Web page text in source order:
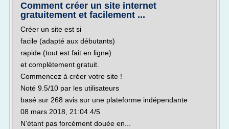
Comment créer un site internet
gratuitement et facilement ...
Créer un site est si
facile (adapté aux débutants)
rapide (tout est fait en ligne)
et complètement gratuit.
Commencez à créer votre site !
Noté 9.5/10 par les utilisateurs
basé sur 268 avis sur une plateforme indépendante
08 mars 2018, 21:04 4/5
N'étant pas forcément douée en...